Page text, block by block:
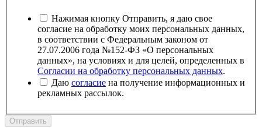
Нажимая кнопку Отправить, я даю свое
согласие на обработку моих персональных данных,
в соответствии с Федеральным законом от
27.07.2006 года №152-ФЗ «О персональных
данных», на условиях и для целей, определенных в
Согласии на обработку персональных данных.
Даю согласие на получение информационных и
рекламных рассылок.
Отправить